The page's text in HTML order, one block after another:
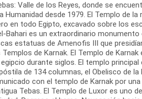
Valle de los Reyes, donde se
desde 1979. El Templo de la
en todo Egipto, excavado sobre los
Bahari es un extraordinario
estatuas de Amenofis III que
de Karnak. El Templo de
durante siglos. El templo principal
de 134 columnas, el Obelisco de la
con el templo de Karnak por
Tebas. El Templo de Luxor es uno